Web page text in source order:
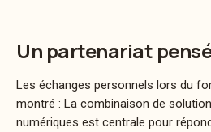
Un partenariat
Les échanges personnels lors du
montré : La combinaison de
numériques est centrale pour